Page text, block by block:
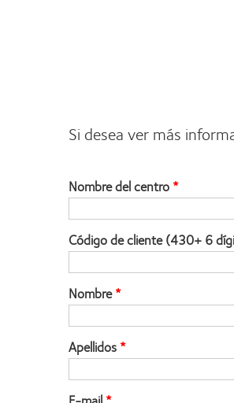
Si desea ver más
Nombre del centro
Código de cliente (430+ 6
Nombre
Apellidos